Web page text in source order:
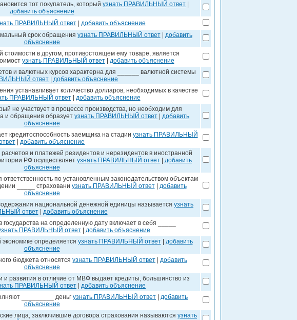
тот покупатель, который узнать ПРАВИЛЬНЫЙ ответ
добавить объяснение
ПРАВИЛЬНЫЙ ответ| добавить объяснение
срок обращения узнать ПРАВИЛЬНЫЙ ответ| добавить
объяснение
в другом, противостоящем ему товаре, является
узнать ПРАВИЛЬНЫЙ ответ| добавить объяснение
и валютных курсов характерна для ______ валютной системы
ответ
добавить объяснение
устанавливает количество долларов, необходимых в качестве
ПРАВИЛЬНЫЙ ответ| добавить объяснение
не участвует в процессе производства, но необходим для
и обращения образует узнать ПРАВИЛЬНЫЙ ответ
добавить
объяснение
кредитоспособность заемщика на стадии узнать ПРАВИЛЬНЫЙ
добавить объяснение
и платежей резидентов и нерезидентов в иностранной
РФ осуществляет узнать ПРАВИЛЬНЫЙ ответ
добавить
объяснение
по установленным законодательством объектам
_____ страховани узнать ПРАВИЛЬНЫЙ ответ| добавить
объяснение
национальной денежной единицы называется узнать
ответ| добавить объяснение
государства на определенную дату включает в себя _____
ПРАВИЛЬНЫЙ ответ добавить объяснение
определяется узнать ПРАВИЛЬНЫЙ ответ| добавить
объяснение
бюджета относятся узнать ПРАВИЛЬНЫЙ ответ
добавить
объяснение
и развития в отличие от МВФ выдает кредиты, большинство из
ПРАВИЛЬНЫЙ ответ добавить объяснение
_________ деньг узнать ПРАВИЛЬНЫЙ ответ
добавить
объяснение
лица, заключившие договора страхования называются узнать